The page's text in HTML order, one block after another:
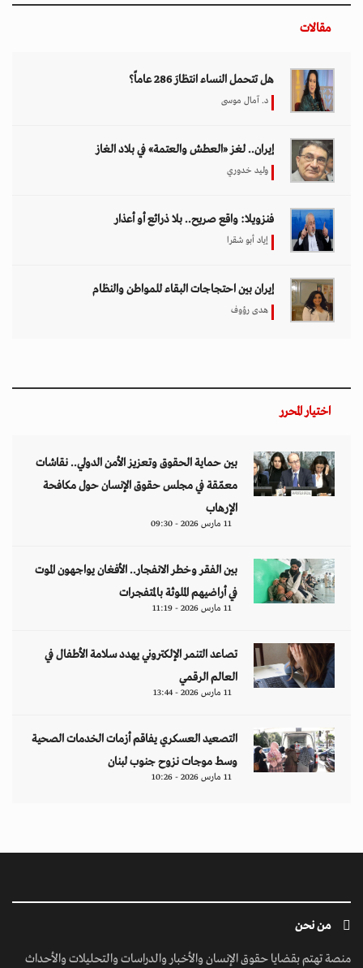
مقالات
هل تتحمل النساء انتظارَ 286 عاماً؟
د. آمال موسى
إيران.. لغز «العطش والعتمة» في بلاد الغاز
وليد خدوري
فنزويلا: واقع صريح.. بلا ذرائع أو أعذار
إياد أبو شقرا
إيران بين احتجاجات البقاء للمواطن والنظام
هدى رؤوف
اختيار المحرر
بين حماية الحقوق وتعزيز الأمن الدولي.. نقاشات
معمّقة في مجلس حقوق الإنسان حول مكافحة
الإرهاب
11 مارس 2026 - 09:30
بين الفقر وخطر الانفجار.. الأفغان يواجهون الموت
في أراضيهم الملوثة بالمتفجرات
11 مارس 2026 - 11:19
تصاعد التنمر الإلكتروني يهدد سلامة الأطفال في
العالم الرقمي
11 مارس 2026 - 13:44
التصعيد العسكري يفاقم أزمات الخدمات الصحية
وسط موجات نزوح جنوب لبنان
11 مارس 2026 - 10:26
من نحن
منصة تهتم بقضايا حقوق الإنسان والأخبار والدراسات والتحليلات والأحداث